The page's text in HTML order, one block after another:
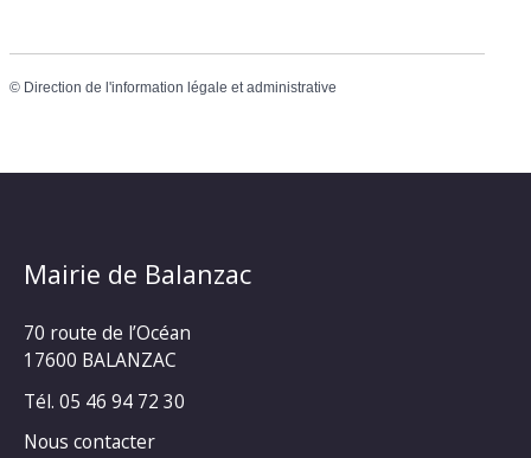
© Direction de l'information légale et administrative
Mairie de Balanzac
70 route de l’Océan
17600 BALANZAC
Tél. 05 46 94 72 30
Nous contacter